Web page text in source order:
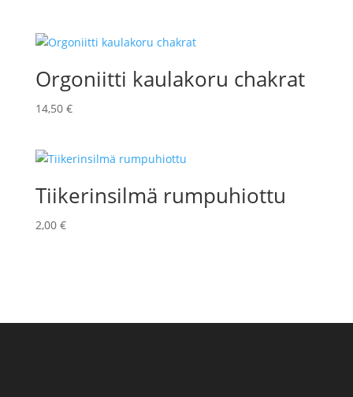
Orgoniitti kaulakoru chakrat
14,50 €
Tiikerinsilmä rumpuhiottu
2,00 €